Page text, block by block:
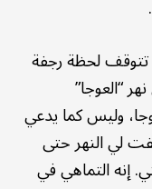
تتوقف لحظة رجفة
“العوجا”
وليس كما يدعي
لي النهر حتى
إنه التماهي في